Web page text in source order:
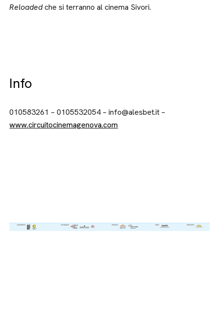
Reloadedche si terranno al cinema Sivori.
Info
010583261 – 0105532054 – info@alesbet.it –
www.circuitocinemagenova.com